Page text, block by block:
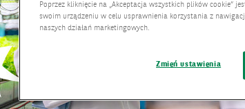
Poprzez kliknięcie na „Akceptacja wszystkich plików cookie”
swoim urządzeniu w celu usprawnienia korzystania z
naszych działań marketingowych.
Zmień ustawienia